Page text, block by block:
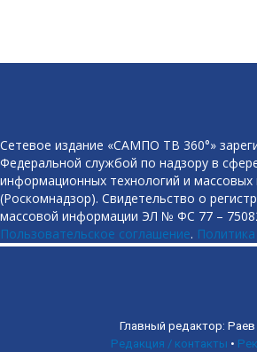
Сетевое издание «САМПО ТВ 360°»
Федеральной службой по надзору в
информационных технологий и массовых
(Роскомнадзор). Свидетельство о
массовой информации ЭЛ № ФС 77 –
Пользовательское соглашение.
Главный редактор: Раев
Редакция / контакты •